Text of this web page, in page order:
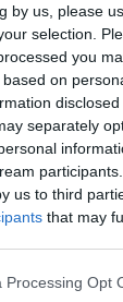
by us, please
selection.
you
on
separately
us to third
that may
Processing Opt
sugundys
vienui
kol kas
žada,
įprastą